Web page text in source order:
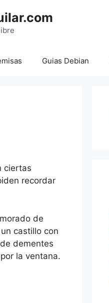
Guias Debian
ciertas
recordar
de
castillo con
dementes
la ventana.